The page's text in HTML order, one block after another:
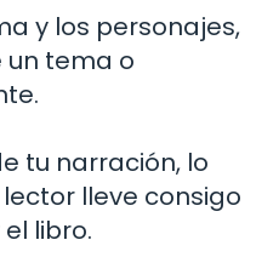
y los personajes,
tema o
tu narración, lo
lleve consigo
libro.